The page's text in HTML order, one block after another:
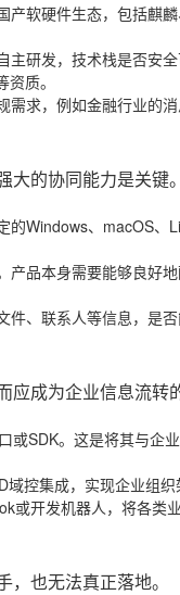
产软硬件生态，包括麒
主研发，技术栈是否安
质。
求，例如金融行业的
大的协同能力是关键。
的Windows、macOS
产品本身需要能够良好
件、联系人等信息，是
应成为企业信息流转
或SDK。这是将其与企
域控集成，实现企业组
或开发机器人，将各类
，也无法真正落地。